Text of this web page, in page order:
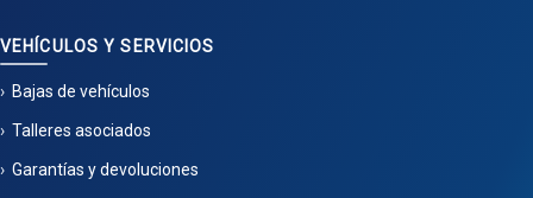
VEHÍCULOS Y SERVICIOS
Bajas de vehículos
Talleres asociados
Garantías y devoluciones